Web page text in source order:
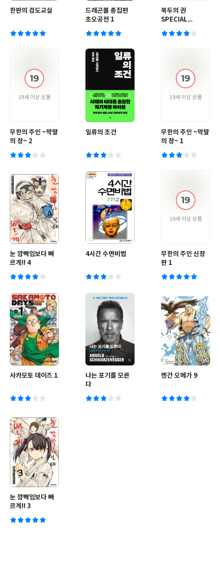
한판의 검도교실
드래곤볼 총집편
초오공전 1
북두의 권
SPECIAL
19세 이상 상품
무한의 주인 ~막말
의 장~ 2
일류의 조건
19세 이상 상품
무한의 주인 ~막말
의 장~ 1
눈 깜빡임보다 빠
르게!! 4
4시간 수면비법
19세 이상 상품
무한의 주인 신장
판 1
사카모토 데이즈 1
나는 포기를 모른
다
켄간 오메가 9
눈 깜빡임보다 빠
르게!! 3